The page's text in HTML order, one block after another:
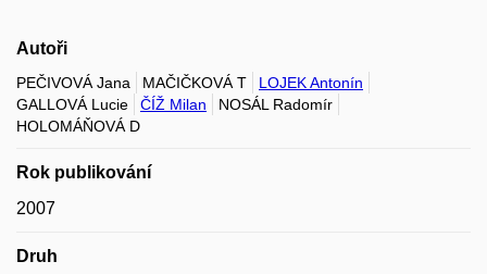
Autoři
PEČIVOVÁ Jana MAČIČKOVÁ T
LOJEK Antonín
GALLOVÁ Lucie
ČÍŽ Milan
NOSÁL Radomír
HOLOMÁŇOVÁ D
Rok publikování
2007
Druh